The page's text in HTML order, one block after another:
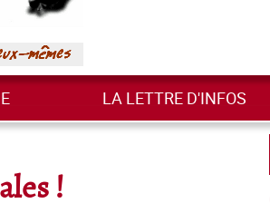
LA LETTRE D'INFOS
!